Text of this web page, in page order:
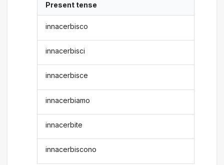
Present tense
innacerbisco
innacerbisci
innacerbisce
innacerbiamo
innacerbite
innacerbiscono